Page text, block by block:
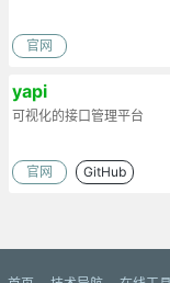
官网
yapi
可视化的接口管理平台
官网 GitHub